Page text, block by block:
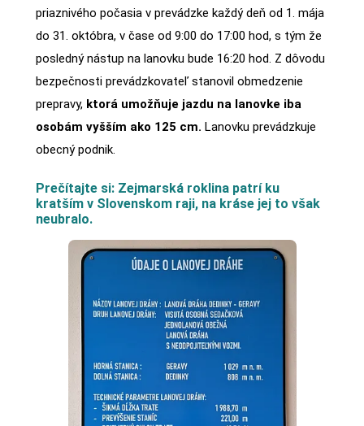
priaznivého počasia v prevádzke každý deň od 1. mája
do 31. októbra, v čase od 9:00 do 17:00 hod, s tým že
posledný nástup na lanovku bude 16:20 hod. Z dôvodu
bezpečnosti prevádzkovateľ stanovil obmedzenie
prepravy, ktorá umožňuje jazdu na lanovke iba
osobám vyšším ako 125 cm. Lanovku prevádzkuje
obecný podnik.
Prečítajte si: Zejmarská roklina patrí ku
kratším v Slovenskom raji, na kráse jej to však
neubralo.